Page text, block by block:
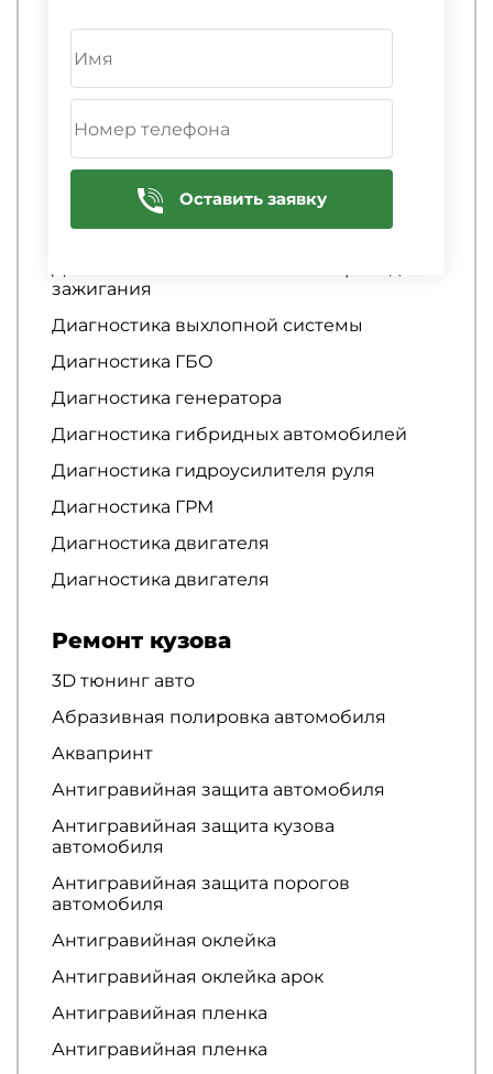
Диагностика АКПП
Диагностика амортизаторов
Диагностика аудиосистемы
Диагностика батареи
Диагностика бензонасоса
Диагностика вариатора
зажигания
Диагностика выхлопной системы
Диагностика ГБО
Диагностика генератора
Диагностика гибридных автомобилей
Диагностика гидроусилителя руля
Диагностика ГРМ
Диагностика двигателя
Диагностика двигателя
Ремонт кузова
3D тюнинг авто
Абразивная полировка автомобиля
Аквапринт
Антигравийная защита автомобиля
Антигравийная защита кузова
автомобиля
Антигравийная защита порогов
автомобиля
Антигравийная оклейка
Антигравийная оклейка арок
Антигравийная пленка
Антигравийная пленка
Оставить заявку